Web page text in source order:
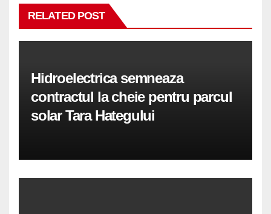
RELATED POST
Hidroelectrica semneaza
contractul la cheie pentru parcul
solar Tara Hategului